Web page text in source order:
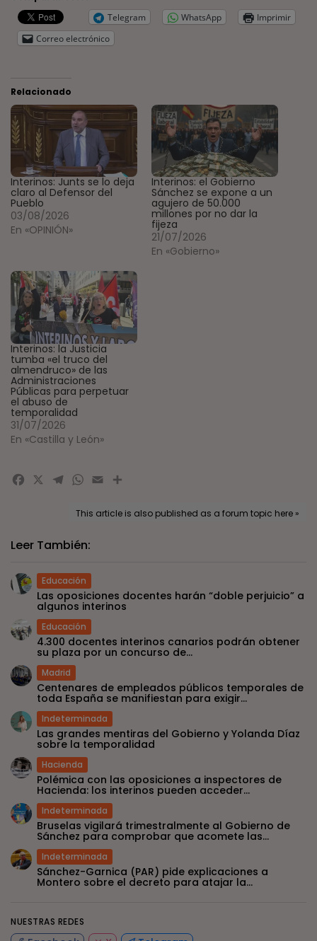
NUESTRAS REDES
Telegram
WhatsApp
Imprimir
Correo electrónico
Relacionado
Interinos: Junts se lo deja
claro al Defensor del
Pueblo
03/08/2026
En «OPINIÓN»
Interinos: el Gobierno
Sánchez se expone a un
agujero de 50.000
millones por no dar la
fijeza
21/07/2026
En «Gobierno»
Interinos: la Justicia
tumba «el truco del
almendruco» de las
Administraciones
Públicas para perpetuar
el abuso de
temporalidad
31/07/2026
En «Castilla y León»
Facebook
X Telegram
WhatsApp
EmailCompartir
This article is also published as a forum topic here »
Leer También:
Educación
Las oposiciones docentes harán “doble perjuicio” a
algunos interinos
Educación
4.300 docentes interinos canarios podrán obtener
su plaza por un concurso de...
Madrid
Centenares de empleados públicos temporales de
toda España se manifiestan para exigir...
Indeterminada
Las grandes mentiras del Gobierno y Yolanda Díaz
sobre la temporalidad
Hacienda
Polémica con las oposiciones a inspectores de
Hacienda: los interinos pueden acceder...
Indeterminada
Bruselas vigilará trimestralmente al Gobierno de
Sánchez para comprobar que acomete las...
Indeterminada
Sánchez-Garnica (PAR) pide explicaciones a
Montero sobre el decreto para atajar la...